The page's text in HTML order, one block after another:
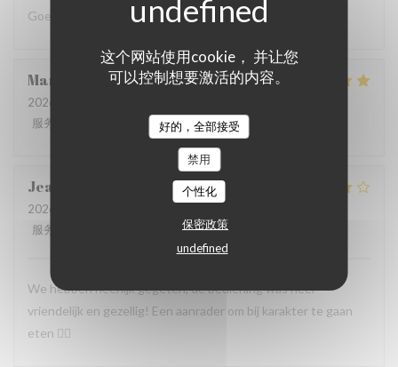
这个网站使用cookie， 并让您
可以控制想要激活的内容。
好的，全部接受
禁用
个性化
保密政策
undefined
Goed eten en geweldig personeel .
Martien
2026-08-01
服务
菜单:5/5 质价比:5 /5
Jeanne
2026-07-31
服务
/5 质价比
We hebben heerlijk gegeten, de bediening was heel
vriendelijk en gezellig! Een aanrader om bij karakter te gaan
eten 👍🏻